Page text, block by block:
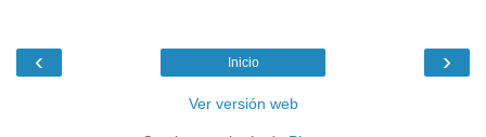
‹ ›
Inicio
Ver versión web